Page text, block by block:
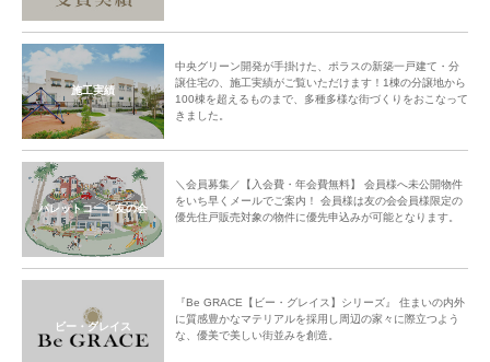
施工実績
中央グリーン開発が手掛けた、ポラスの新築一戸建て・分
譲住宅の、施工実績がご覧いただけます！1棟の分譲地から
100棟を超えるものまで、多種多様な街づくりをおこなって
きました。
パレットコート友の会
＼会員募集／【入会費・年会費無料】 会員様へ未公開物件
をいち早くメールでご案内！ 会員様は友の会会員様限定の
優先住戸販売対象の物件に優先申込みが可能となります。
ビー・グレイス
『Be GRACE【ビー・グレイス】シリーズ』 住まいの内外
に質感豊かなマテリアルを採用し周辺の家々に際立つよう
な、優美で美しい街並みを創造。